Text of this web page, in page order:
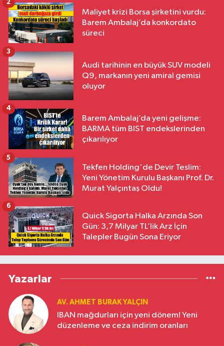
Maliyet krizi Borsa şirketini vurdu:
Barem Ambalaj’da konkordato
süreci
2
Audi tarihinin en büyük SUV modeli
Q9, markanın yeni amiral gemisi
oluyor
3
Barem Ambalaj’da yeni gelişme:
BARMA tüm BIST endekslerinden
çıkarılıyor
4
Tekfen Holding'de Devir Teslim:
Yeni Yönetim Kurulu Başkanı Prof. Dr.
Murat Yalçıntaş Oldu!
5
Quick Sigorta Halka Arzında Son
Gün: 3,7 Milyar TL’lik Arz İçin
Talepler Bugün Sona Eriyor
6
Yazarlar
AV. AHMET BURAK YALÇIN
IBAN mağdurları için yeni dönem! Yeni
düzenleme ve ceza indirim oranları